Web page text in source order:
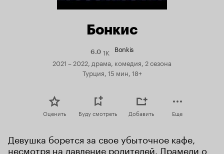
Бонкис
6.0Рейтинг
6.0
1K Bonkis
2021 – 2022, драма, комедия, 2 сезона
Турция, 15 мин, 18+
Оценить Буду смотреть Добавить Еще
Девушка борется за свое убыточное кафе,
несмотря на давление родителей. Драмеди о